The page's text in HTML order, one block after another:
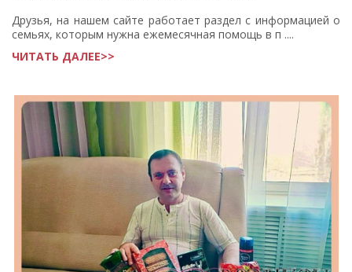
Друзья, на нашем сайте работает раздел с информацией о
семьях, которым нужна ежемесячная помощь в п ....
ЧИТАТЬ ДАЛЕЕ>>